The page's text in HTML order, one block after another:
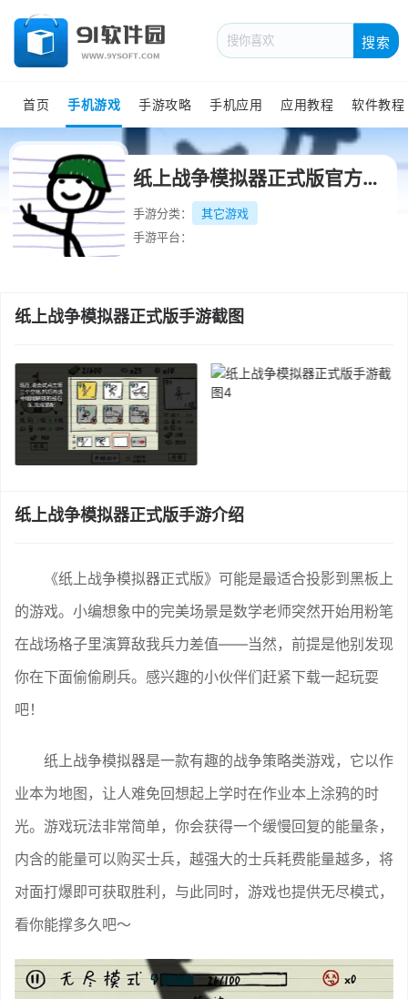
搜索
首页 手机游戏 手游攻略 手机应用 应用教程 软件教程
纸上战争模拟器正式版官方最新版
手游分类：
其它游戏
手游平台：
纸上战争模拟器正式版手游截图
纸上战争模拟器正式版手游介绍
《纸上战争模拟器正式版》可能是最适合投影到黑板上
的游戏。小编想象中的完美场景是数学老师突然开始用粉笔
在战场格子里演算敌我兵力差值——当然，前提是他别发现
你在下面偷偷刷兵。感兴趣的小伙伴们赶紧下载一起玩耍
吧！
纸上战争模拟器是一款有趣的战争策略类游戏，它以作
业本为地图，让人难免回想起上学时在作业本上涂鸦的时
光。游戏玩法非常简单，你会获得一个缓慢回复的能量条，
内含的能量可以购买士兵，越强大的士兵耗费能量越多，将
对面打爆即可获取胜利，与此同时，游戏也提供无尽模式，
看你能撑多久吧～